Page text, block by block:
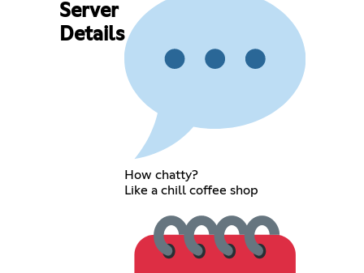
Server
Details
How chatty?
Like a chill coffee shop